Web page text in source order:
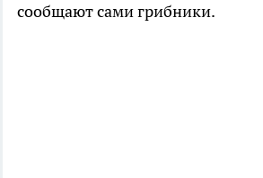
сообщают сами грибники.